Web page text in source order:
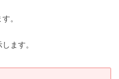
。
ます。